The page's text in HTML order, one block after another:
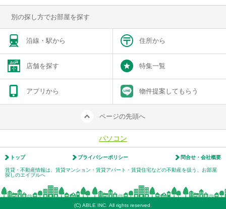
別の探し方でお部屋を探す
沿線・駅から 住所から
店舗を探す 特集一覧
アプリから 物件提案してもらう
ページの先頭へ
パソコン
トップ プライバシーポリシー 問合せ・会社概要
賃貸・不動産情報は、賃貸マンション・賃貸アパート・賃貸住宅などの不動産を扱う、お部屋
探しのエイブルへ
(C) ABLE INC. All rights reserved.